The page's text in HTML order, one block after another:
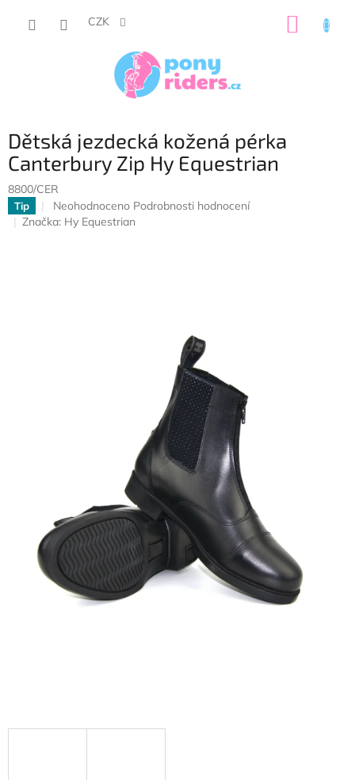
CZK
Dětská jezdecká kožená pérka
Canterbury Zip Hy Equestrian
8800/CER
Tip
Průměrné
hodnocení
Neohodnoceno Podrobnosti hodnocení
Značka: Hy Equestrian